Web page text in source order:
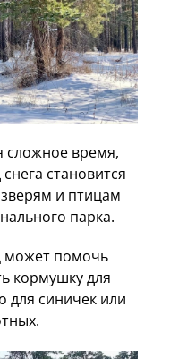
сложное время,
становится
и птицам
парка.
может помочь
кормушку для
для синичек или